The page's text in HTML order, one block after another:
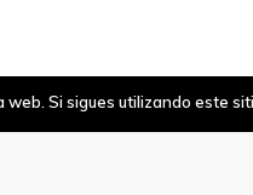
Si sigues utilizando este